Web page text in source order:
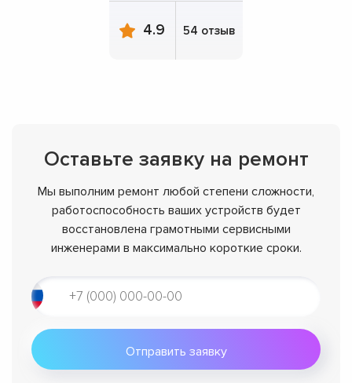
4.9 54 отзыв
Оставьте заявку на ремонт
Мы выполним ремонт любой степени сложности,
работоспособность ваших устройств будет
восстановлена грамотными сервисными
инженерами в максимально короткие сроки.